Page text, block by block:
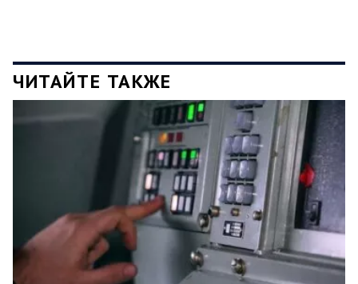
ЧИТАЙТЕ ТАКЖЕ